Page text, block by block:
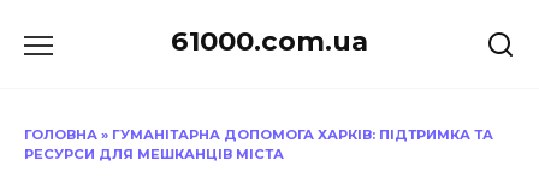
до
61000.com.ua
ГОЛОВНА » ГУМАНІТАРНА ДОПОМОГА ХАРКІВ: ПІДТРИМКА ТА
РЕСУРСИ ДЛЯ МЕШКАНЦІВ МІСТА